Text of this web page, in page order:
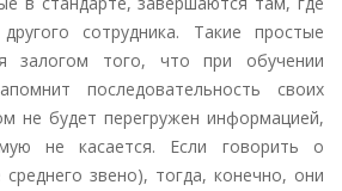
сотрудника. Такие простые
залогом того, что при обучении
последовательность своих
не будет перегружен информацией,
не касается. Если говорить о
звено), тогда, конечно, они